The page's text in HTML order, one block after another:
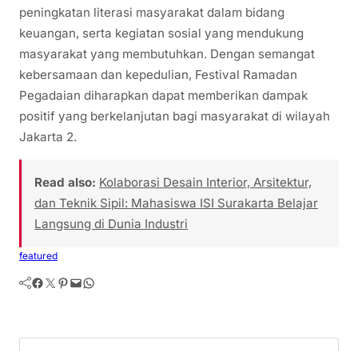
peningkatan literasi masyarakat dalam bidang
keuangan, serta kegiatan sosial yang mendukung
masyarakat yang membutuhkan. Dengan semangat
kebersamaan dan kepedulian, Festival Ramadan
Pegadaian diharapkan dapat memberikan dampak
positif yang berkelanjutan bagi masyarakat di wilayah
Jakarta 2.
Read also: Kolaborasi Desain Interior, Arsitektur,
dan Teknik Sipil: Mahasiswa ISI Surakarta Belajar
Langsung di Dunia Industri
featured
Facebook Twitter Pinterest Mail WhatsApp